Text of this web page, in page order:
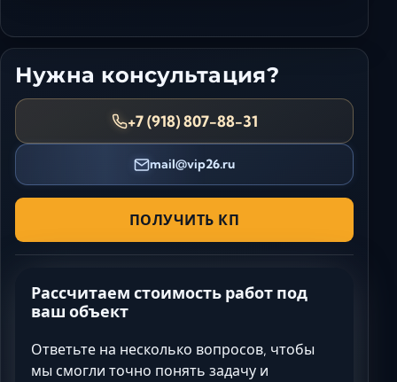
Нужна консультация?
+7 (918) 807-88-31
mail@vip26.ru
ПОЛУЧИТЬ КП
Рассчитаем стоимость работ под
ваш объект
Ответьте на несколько вопросов, чтобы
мы смогли точно понять задачу и